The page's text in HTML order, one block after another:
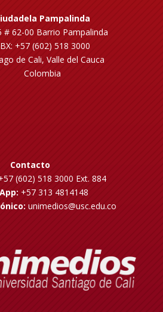
Pampalinda
# 62-00 Barrio Pampalinda
+57 (602) 518 3000
de Cali, Valle del Cauca
Colombia
Contacto
(602) 518 3000 Ext. 884
+57 313 4814148
unimedios@usc.edu.co